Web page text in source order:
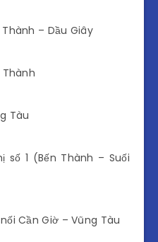
– Dầu Giây
Thành
Tàu
1 (Bến Thành – Suối
Cần Giờ – Vũng Tàu